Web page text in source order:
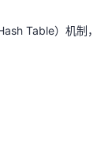
Table）机制，